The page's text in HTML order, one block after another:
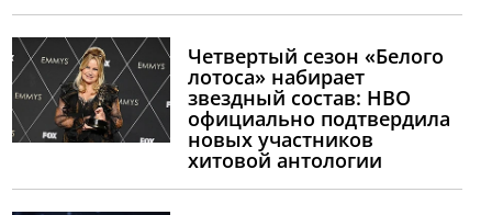
Четвертый сезон «Белого
лотоса» набирает
звездный состав: HBO
официально подтвердила
новых участников
хитовой антологии